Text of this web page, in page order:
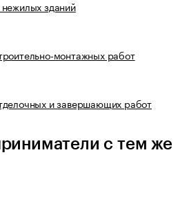
зданий
монтажных работ
и завершающих работ
с тем же